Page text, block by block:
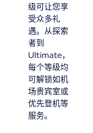
级可让您享
受众多礼
遇。从探索
者到
Ultimate，
每个等级均
可解锁如机
场贵宾室或
优先登机等
服务。